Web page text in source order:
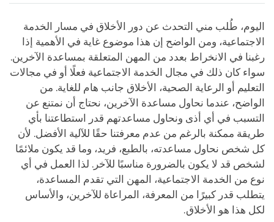
اليوم، طُلب مني التحدث عن دور الأخلاق في مسار الخدمة
الاجتماعية، ومن الواضح إن هذا موضوع غاية في الأهمية إذا
رغبنا في الانخراط بعدد من المهن المتعلقة بمساعدة الآخرين.
سواء كان ذلك في مجال الخدمة الاجتماعية فعلًا أو في مجالات
التعليم أو الرعاية الصحية، الأخلاق جانب هام للغاية. من
الواضح، عندما نحاول مساعدة الآخرين، نحتاج أن نمتنع عن
التسبب في أي أذى ونحاول مساعدتهم قدر استطاعتنا بأي
طريقة ممكنة بالرغم من عدم معرفتنا حقًا للآلية الأفضل. لأن
كل شخص نحاول مساعدته، بالطبع، فريد، وما قد يكون ملائمًا
لشخص قد لا يكون بالضرورة مناسبًا للآخر. لذا العمل في أي
نوع من الخدمة الاجتماعية، المهن التي تقدم المساعدة،
يتطلب قدر كبيرًا من المعرفة، المراعاة للآخرين، والأساس
لكل هذا هو الأخلاق.